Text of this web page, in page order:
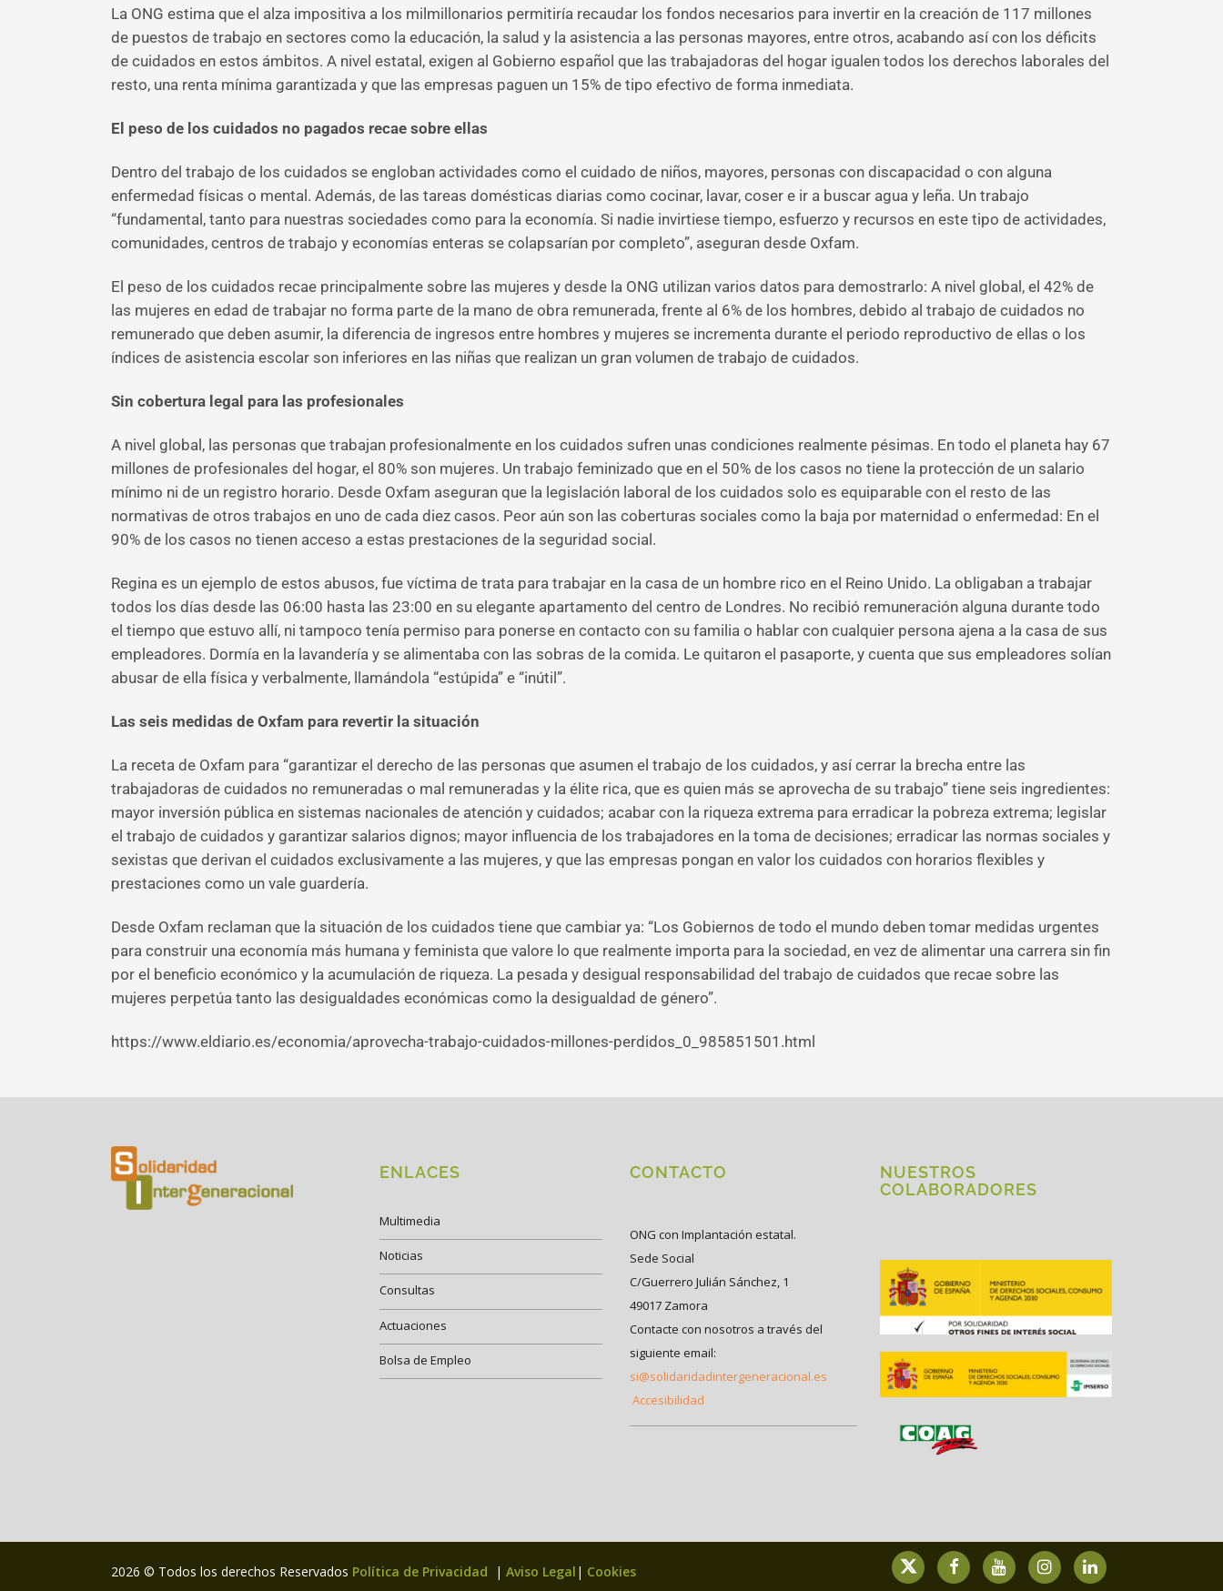
La ONG estima que el alza impositiva a los milmillonarios permitiría recaudar los fondos necesarios para invertir en la creación de 117 millones
de puestos de trabajo en sectores como la educación, la salud y la asistencia a las personas mayores, entre otros, acabando así con los déficits
de cuidados en estos ámbitos. A nivel estatal, exigen al Gobierno español que las trabajadoras del hogar igualen todos los derechos laborales del
resto, una renta mínima garantizada y que las empresas paguen un 15% de tipo efectivo de forma inmediata.
El peso de los cuidados no pagados recae sobre ellas
Dentro del trabajo de los cuidados se engloban actividades como el cuidado de niños, mayores, personas con discapacidad o con alguna
enfermedad físicas o mental. Además, de las tareas domésticas diarias como cocinar, lavar, coser e ir a buscar agua y leña. Un trabajo
“fundamental, tanto para nuestras sociedades como para la economía. Si nadie invirtiese tiempo, esfuerzo y recursos en este tipo de actividades,
comunidades, centros de trabajo y economías enteras se colapsarían por completo”, aseguran desde Oxfam.
El peso de los cuidados recae principalmente sobre las mujeres y desde la ONG utilizan varios datos para demostrarlo: A nivel global, el 42% de
las mujeres en edad de trabajar no forma parte de la mano de obra remunerada, frente al 6% de los hombres, debido al trabajo de cuidados no
remunerado que deben asumir, la diferencia de ingresos entre hombres y mujeres se incrementa durante el periodo reproductivo de ellas o los
índices de asistencia escolar son inferiores en las niñas que realizan un gran volumen de trabajo de cuidados.
Sin cobertura legal para las profesionales
A nivel global, las personas que trabajan profesionalmente en los cuidados sufren unas condiciones realmente pésimas. En todo el planeta hay 67
millones de profesionales del hogar, el 80% son mujeres. Un trabajo feminizado que en el 50% de los casos no tiene la protección de un salario
mínimo ni de un registro horario. Desde Oxfam aseguran que la legislación laboral de los cuidados solo es equiparable con el resto de las
normativas de otros trabajos en uno de cada diez casos. Peor aún son las coberturas sociales como la baja por maternidad o enfermedad: En el
90% de los casos no tienen acceso a estas prestaciones de la seguridad social.
Regina es un ejemplo de estos abusos, fue víctima de trata para trabajar en la casa de un hombre rico en el Reino Unido. La obligaban a trabajar
todos los días desde las 06:00 hasta las 23:00 en su elegante apartamento del centro de Londres. No recibió remuneración alguna durante todo
el tiempo que estuvo allí, ni tampoco tenía permiso para ponerse en contacto con su familia o hablar con cualquier persona ajena a la casa de sus
empleadores. Dormía en la lavandería y se alimentaba con las sobras de la comida. Le quitaron el pasaporte, y cuenta que sus empleadores solían
abusar de ella física y verbalmente, llamándola “estúpida” e “inútil”.
Las seis medidas de Oxfam para revertir la situación
La receta de Oxfam para “garantizar el derecho de las personas que asumen el trabajo de los cuidados, y así cerrar la brecha entre las
trabajadoras de cuidados no remuneradas o mal remuneradas y la élite rica, que es quien más se aprovecha de su trabajo” tiene seis ingredientes:
mayor inversión pública en sistemas nacionales de atención y cuidados; acabar con la riqueza extrema para erradicar la pobreza extrema; legislar
el trabajo de cuidados y garantizar salarios dignos; mayor influencia de los trabajadores en la toma de decisiones; erradicar las normas sociales y
sexistas que derivan el cuidados exclusivamente a las mujeres, y que las empresas pongan en valor los cuidados con horarios flexibles y
prestaciones como un vale guardería.
Desde Oxfam reclaman que la situación de los cuidados tiene que cambiar ya: “Los Gobiernos de todo el mundo deben tomar medidas urgentes
para construir una economía más humana y feminista que valore lo que realmente importa para la sociedad, en vez de alimentar una carrera sin fin
por el beneficio económico y la acumulación de riqueza. La pesada y desigual responsabilidad del trabajo de cuidados que recae sobre las
mujeres perpetúa tanto las desigualdades económicas como la desigualdad de género”.
https://www.eldiario.es/economia/aprovecha-trabajo-cuidados-millones-perdidos_0_985851501.html
ENLACES
Multimedia
Noticias
Consultas
Actuaciones
Bolsa de Empleo
CONTACTO
ONG con Implantación estatal.
Sede Social
C/Guerrero Julián Sánchez, 1
49017 Zamora
Contacte con nosotros a través del
siguiente email:
si@solidaridadintergeneracional.es
Accesibilidad
NUESTROS
COLABORADORES
2026 © Todos los derechos Reservados Política de Privacidad | Aviso Legal | Cookies